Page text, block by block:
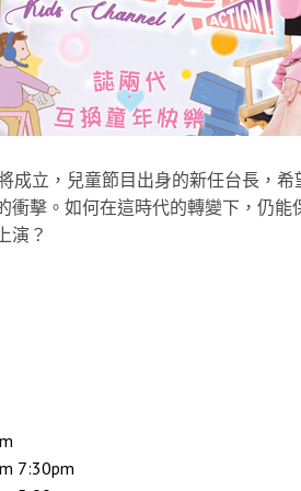
成立，兒童節目出身的新任台長，
衝擊。如何在這時代的轉變下，仍能
演？
7:30pm